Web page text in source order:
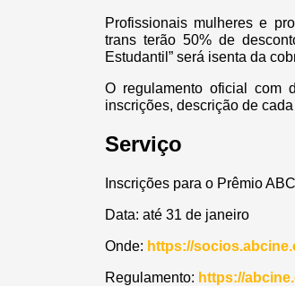
Profissionais mulheres e
trans terão 50% de
Estudantil” será isenta da
O regulamento oficial com
inscrições, descrição de
Serviço
Inscrições para o Prêmio
Data: até 31 de janeiro
Onde: https://
Regulamento: https://